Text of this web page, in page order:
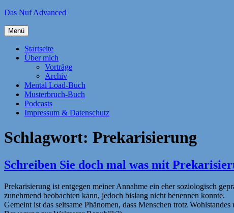
Zum
springen
Das Nuf Advanced
Menü
Startseite
Über mich
Vorträge
Archiv
Mental Load-Buch
Musterbruch-Buch
Podcasts
Impressum & Datenschutz
Schlagwort: Prekarisierung
Schreiben Sie doch mal was mit
Prekarisierung ist entgegen meiner Annahme ein eher soziologisch
zunehmend beobachten kann, jedoch bislang nicht benennen konnte.
Gemeint ist das seltsame Phänomen, dass Menschen trotz